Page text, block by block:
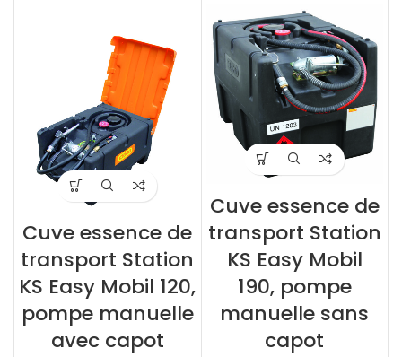
Cuve essence de
transport Station
KS Easy Mobil 120,
pompe manuelle
avec capot
Cuve essence de
transport Station
KS Easy Mobil
190, pompe
manuelle sans
capot